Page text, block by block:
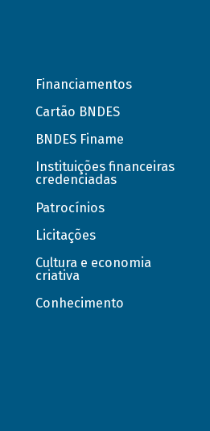
Financiamentos
Cartão BNDES
BNDES Finame
Instituições financeiras
credenciadas
Patrocínios
Licitações
Cultura e economia
criativa
Conhecimento